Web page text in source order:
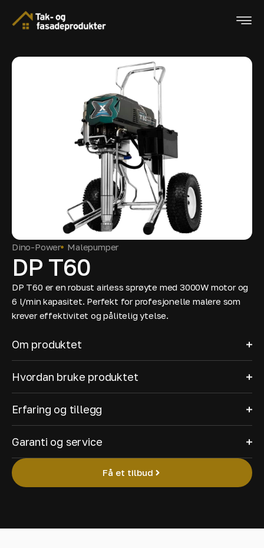
Dino-Power Malepumper
DP T60
DP T60 er en robust airless sprøyte med 3000W motor og
6 l/min kapasitet. Perfekt for profesjonelle malere som
krever effektivitet og pålitelig ytelse.
Om produktet
Hvordan bruke produktet
Erfaring og tillegg
Garanti og service
Få et tilbud